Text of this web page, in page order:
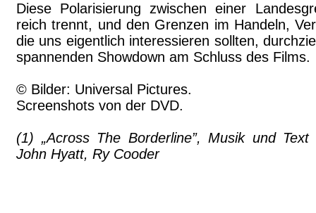
Diese Polarisierung zwischen einer
reich trennt, und den Grenzen im Handeln,
die uns eigentlich interessieren sollten,
spannenden Showdown am Schluss des Films.
© Bilder: Universal Pictures.
Screenshots von der DVD.
(1) „Across The Borderline”, Musik und
John Hyatt, Ry Cooder